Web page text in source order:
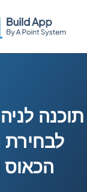
תוכנה
תוכנה
הכאוס